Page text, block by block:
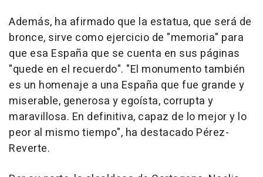
Además, ha afirmado que la estatua, que será de
bronce, sirve como ejercicio de "memoria" para
que esa España que se cuenta en sus páginas
"quede en el recuerdo". "El monumento también
es un homenaje a una España que fue grande y
miserable, generosa y egoísta, corrupta y
maravillosa. En definitiva, capaz de lo mejor y lo
peor al mismo tiempo", ha destacado Pérez-
Reverte.